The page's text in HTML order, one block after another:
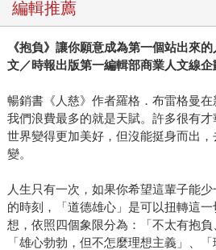
編輯推薦
《抱負》讓你願意成為第一個站出來的
文／時報出版第一編輯部商業人文線企
暢銷書《人慈》作者羅格．布雷格曼在
我們浪費最多的就是天賦。許多很有
世界變得更加美好，但沒能挺身而出
變。
人生只有一次，如果你希望這輩子能
的時刻，「道德雄心」是可以扭轉這
想，依照四個象限分為：「不太有抱負
「雄心勃勃，但不怎麼理想主義」、